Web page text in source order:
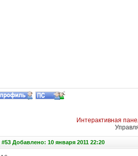
Интерактивная
#53 Добавлено: 10 января 2011 22:20